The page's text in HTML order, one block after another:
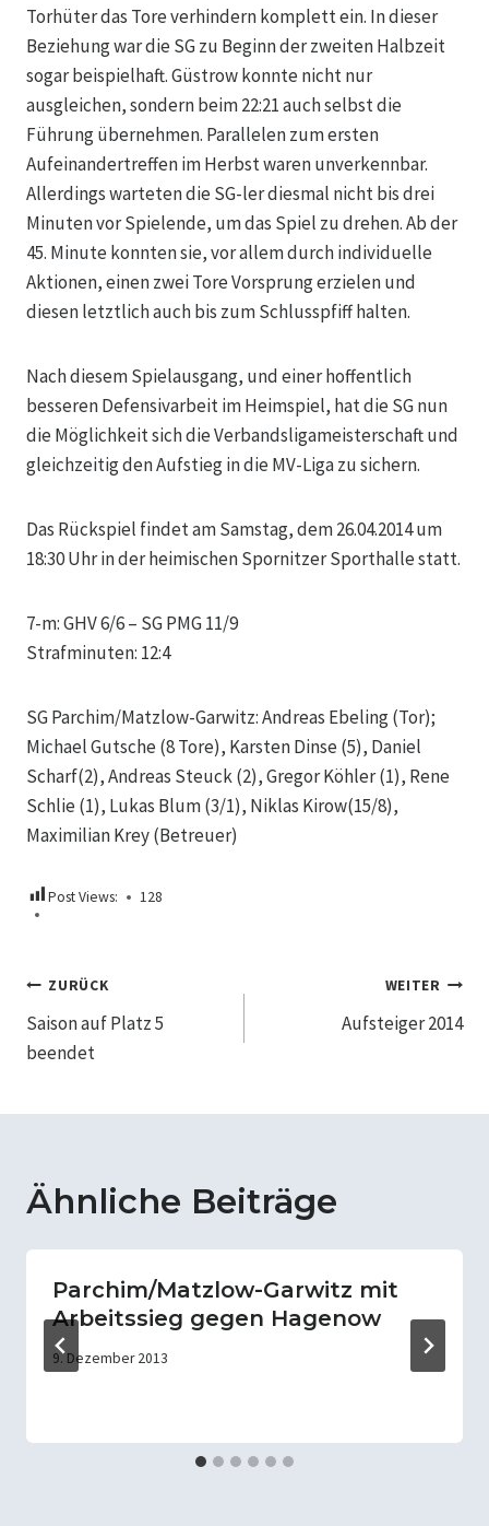
Torhüter das Tore verhindern komplett ein. In dieser
Beziehung war die SG zu Beginn der zweiten Halbzeit
sogar beispielhaft. Güstrow konnte nicht nur
ausgleichen, sondern beim 22:21 auch selbst die
Führung übernehmen. Parallelen zum ersten
Aufeinandertreffen im Herbst waren unverkennbar.
Allerdings warteten die SG-ler diesmal nicht bis drei
Minuten vor Spielende, um das Spiel zu drehen. Ab der
45. Minute konnten sie, vor allem durch individuelle
Aktionen, einen zwei Tore Vorsprung erzielen und
diesen letztlich auch bis zum Schlusspfiff halten.
Nach diesem Spielausgang, und einer hoffentlich
besseren Defensivarbeit im Heimspiel, hat die SG nun
die Möglichkeit sich die Verbandsligameisterschaft und
gleichzeitig den Aufstieg in die MV-Liga zu sichern.
Das Rückspiel findet am Samstag, dem 26.04.2014 um
18:30 Uhr in der heimischen Spornitzer Sporthalle statt.
7-m: GHV 6/6 – SG PMG 11/9
Strafminuten: 12:4
SG Parchim/Matzlow-Garwitz: Andreas Ebeling (Tor);
Michael Gutsche (8 Tore), Karsten Dinse (5), Daniel
Scharf(2), Andreas Steuck (2), Gregor Köhler (1), Rene
Schlie (1), Lukas Blum (3/1), Niklas Kirow(15/8),
Maximilian Krey (Betreuer)
Post Views: 128
Beitragsnavigation
ZURÜCK
Saison auf Platz 5
beendet
WEITER
Aufsteiger 2014
Ähnliche Beiträge
Parchim/Matzlow-Garwitz mit
Arbeitssieg gegen Hagenow
9. Dezember 2013